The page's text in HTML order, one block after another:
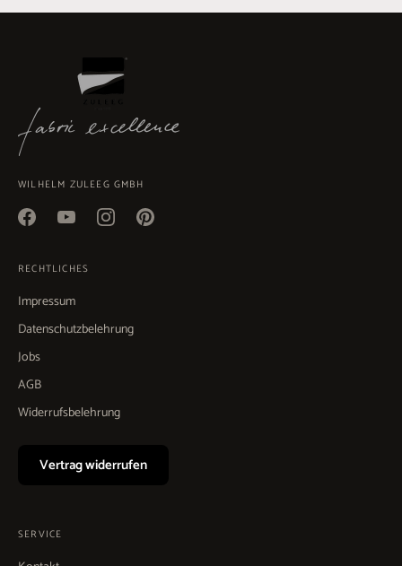
WILHELM ZULEEG GMBH
RECHTLICHES
Impressum
Datenschutzbelehrung
Jobs
AGB
Widerrufsbelehrung
Vertrag widerrufen
SERVICE